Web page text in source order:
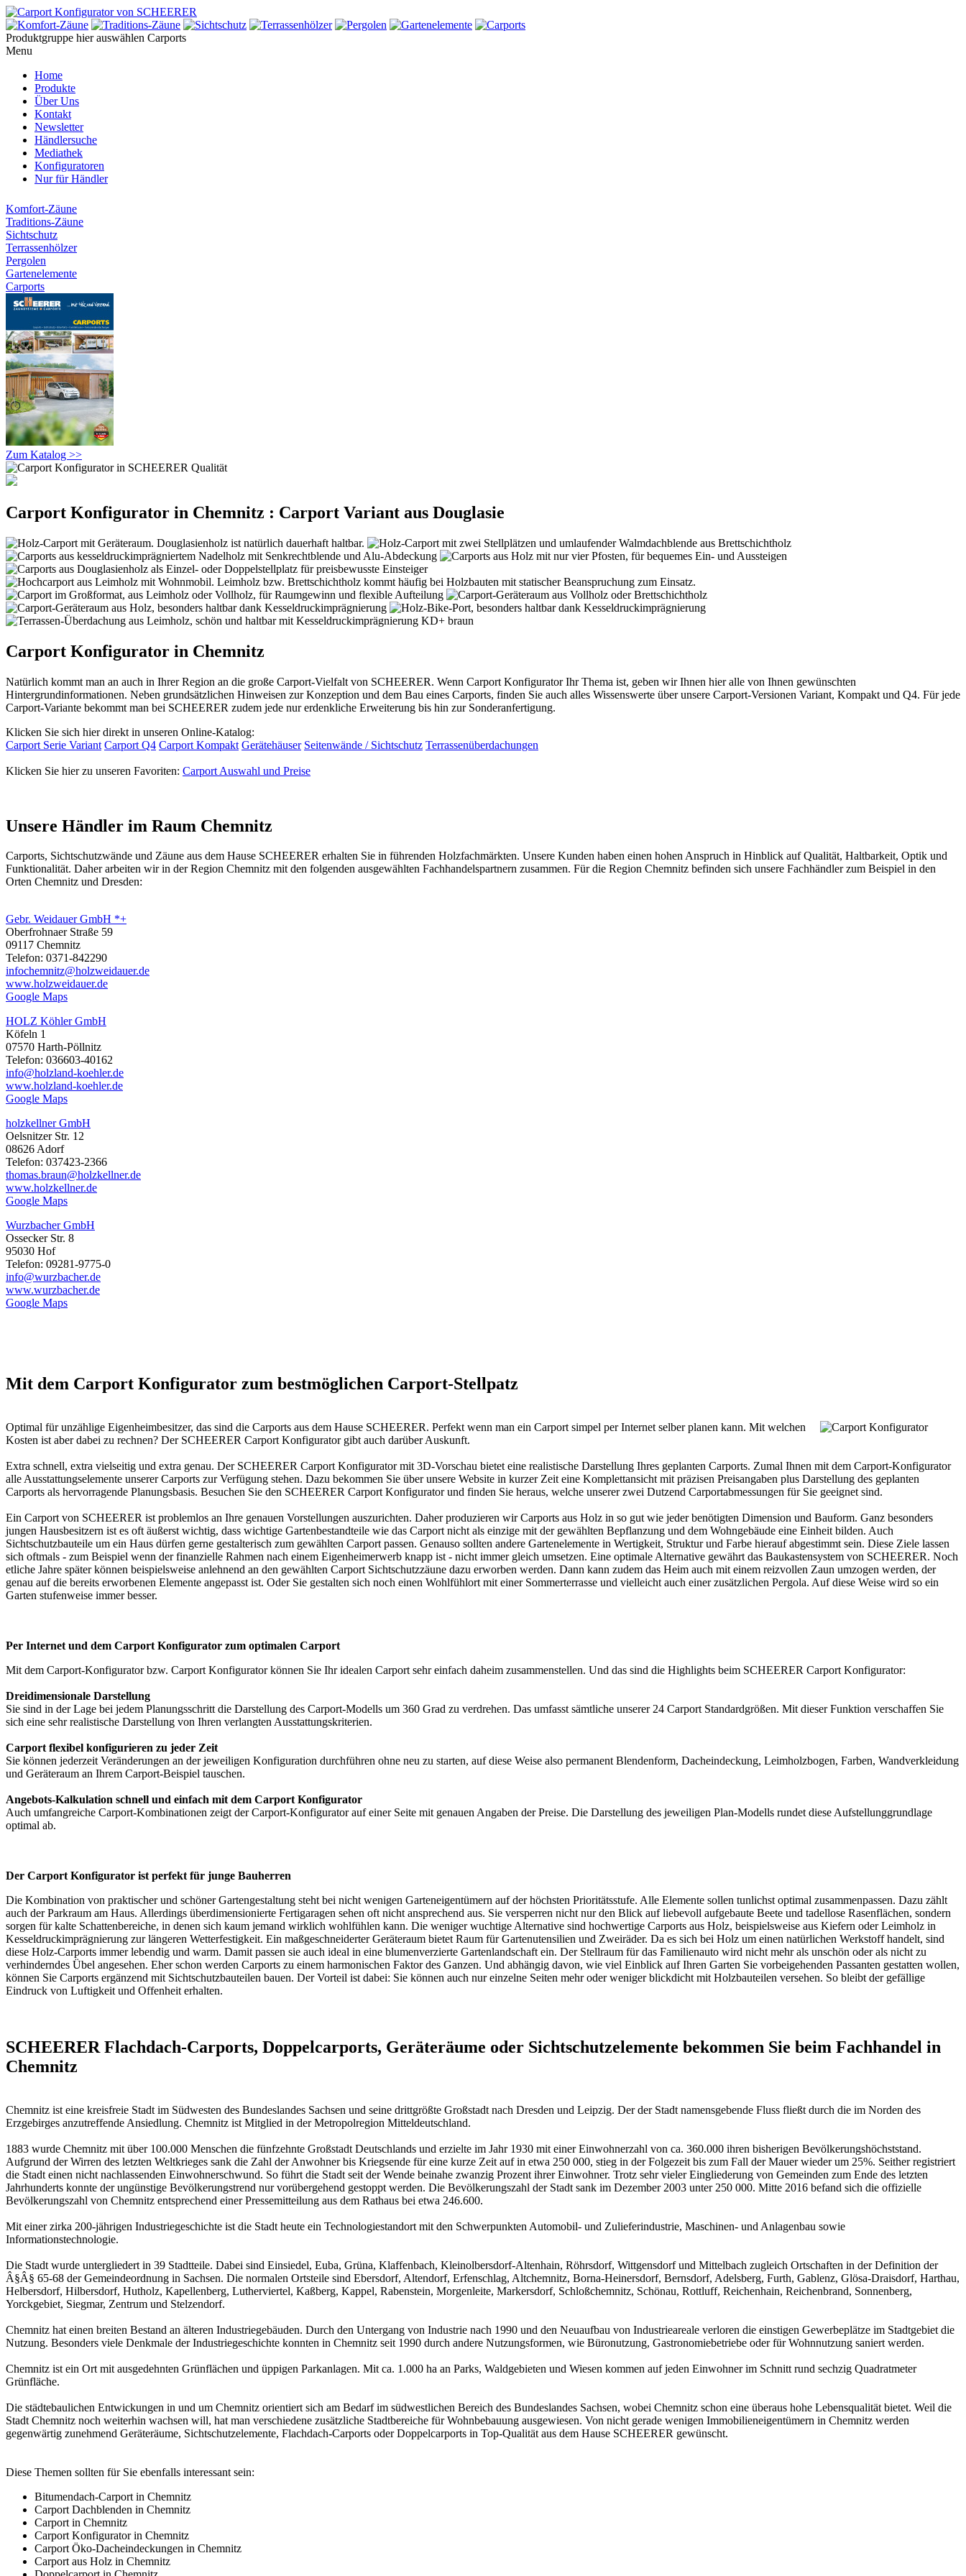
Produktgruppe hier auswählen Carports
Menu
Home
Produkte
Über Uns
Kontakt
Newsletter
Händlersuche
Mediathek
Konfiguratoren
Nur für Händler
Komfort-Zäune
Traditions-Zäune
Sichtschutz
Terrassenhölzer
Pergolen
Gartenelemente
Carports
Zum Katalog >>
Carport Konfigurator in Chemnitz : Carport Variant aus Douglasie
Carport Konfigurator in Chemnitz
Natürlich kommt man an auch in Ihrer Region an die große Carport-Vielfalt von SCHEERER. Wenn Carport Konfigurator Ihr Thema ist, geben wir Ihnen hier alle von Ihnen gewünschten
Hintergrundinformationen. Neben grundsätzlichen Hinweisen zur Konzeption und dem Bau eines Carports, finden Sie auch alles Wissenswerte über unsere Carport-Versionen Variant, Kompakt und Q4. Für jede
Carport-Variante bekommt man bei SCHEERER zudem jede nur erdenkliche Erweiterung bis hin zur Sonderanfertigung.
Klicken Sie sich hier direkt in unseren Online-Katalog:
Carport Serie Variant Carport Q4 Carport Kompakt Gerätehäuser Seitenwände / Sichtschutz Terrassenüberdachungen
Klicken Sie hier zu unseren Favoriten: Carport Auswahl und Preise
Unsere Händler im Raum Chemnitz
Carports, Sichtschutzwände und Zäune aus dem Hause SCHEERER erhalten Sie in führenden Holzfachmärkten. Unsere Kunden haben einen hohen Anspruch in Hinblick auf Qualität, Haltbarkeit, Optik und
Funktionalität. Daher arbeiten wir in der Region Chemnitz mit den folgenden ausgewählten Fachhandelspartnern zusammen. Für die Region Chemnitz befinden sich unsere Fachhändler zum Beispiel in den
Orten Chemnitz und Dresden:
Gebr. Weidauer GmbH *+
Oberfrohnaer Straße 59
09117 Chemnitz
Telefon: 0371-842290
infochemnitz@holzweidauer.de
www.holzweidauer.de
Google Maps
HOLZ Köhler GmbH
Köfeln 1
07570 Harth-Pöllnitz
Telefon: 036603-40162
info@holzland-koehler.de
www.holzland-koehler.de
Google Maps
holzkellner GmbH
Oelsnitzer Str. 12
08626 Adorf
Telefon: 037423-2366
thomas.braun@holzkellner.de
www.holzkellner.de
Google Maps
Wurzbacher GmbH
Ossecker Str. 8
95030 Hof
Telefon: 09281-9775-0
info@wurzbacher.de
www.wurzbacher.de
Google Maps
Mit dem Carport Konfigurator zum bestmöglichen Carport-Stellpatz
Optimal für unzählige Eigenheimbesitzer, das sind die Carports aus dem Hause SCHEERER. Perfekt wenn man ein Carport simpel per Internet selber planen kann. Mit welchen
Kosten ist aber dabei zu rechnen? Der SCHEERER Carport Konfigurator gibt auch darüber Auskunft.
Extra schnell, extra vielseitig und extra genau. Der SCHEERER Carport Konfigurator mit 3D-Vorschau bietet eine realistische Darstellung Ihres geplanten Carports. Zumal Ihnen mit dem Carport-Konfigurator
alle Ausstattungselemente unserer Carports zur Verfügung stehen. Dazu bekommen Sie über unsere Website in kurzer Zeit eine Komplettansicht mit präzisen Preisangaben plus Darstellung des geplanten
Carports als hervorragende Planungsbasis. Besuchen Sie den SCHEERER Carport Konfigurator und finden Sie heraus, welche unserer zwei Dutzend Carportabmessungen für Sie geeignet sind.
Ein Carport von SCHEERER ist problemlos an Ihre genauen Vorstellungen auszurichten. Daher produzieren wirCarports aus Holz in so gut wie jeder benötigten Dimension und Bauform. Ganz besonders
jungen Hausbesitzern ist es oft äußerst wichtig, dass wichtige Gartenbestandteile wie das Carport nicht als einzige mit der gewählten Bepflanzung und dem Wohngebäude eine Einheit bilden. Auch
Sichtschutzbauteile um ein Haus dürfen gerne gestalterisch zum gewählten Carport passen. Genauso sollten andere Gartenelemente in Wertigkeit, Struktur und Farbe hierauf abgestimmt sein. Diese Ziele lassen
sich oftmals - zum Beispiel wenn der finanzielle Rahmen nach einem Eigenheimerwerb knapp ist - nicht immer gleich umsetzen. Eine optimale Alternative gewährt das Baukastensystem von SCHEERER. Noch
etliche Jahre später können beispielsweise anlehnend an den gewählten Carport Sichtschutzzäune dazu erworben werden. Dann kann zudem das Heim auch mit einem reizvollen Zaun umzogen werden, der
genau auf die bereits erworbenen Elemente angepasst ist. Oder Sie gestalten sich noch einen Wohlfühlort mit einer Sommerterrasse und vielleicht auch einer zusätzlichen Pergola. Auf diese Weise wird so ein
Garten stufenweise immer besser.
Per Internet und dem Carport Konfigurator zum optimalen Carport
Mit dem Carport-Konfiguratorbzw. Carport Konfigurator können Sie Ihr idealen Carport sehr einfach daheim zusammenstellen. Und das sind die Highlights beim SCHEERER Carport Konfigurator:
Dreidimensionale Darstellung
Sie sind in der Lage bei jedem Planungsschritt die Darstellung des Carport-Modells um 360 Grad zu verdrehen. Das umfasst sämtliche unserer 24 Carport Standardgrößen. Mit dieser Funktion verschaffen Sie
sich eine sehr realistische Darstellung von Ihren verlangten Ausstattungskriterien.
Carport flexibel konfigurieren zu jeder Zeit
Sie können jederzeit Veränderungen an der jeweiligen Konfiguration durchführen ohne neu zu starten, auf diese Weise also permanent Blendenform, Dacheindeckung, Leimholzbogen, Farben, Wandverkleidung
und Geräteraum an Ihrem Carport-Beispiel tauschen.
Angebots-Kalkulation schnell und einfach mit dem Carport Konfigurator
Auch umfangreiche Carport-Kombinationen zeigt der Carport-Konfigurator auf einer Seite mit genauen Angaben der Preise. Die Darstellung des jeweiligen Plan-Modells rundet diese Aufstellunggrundlage
optimal ab.
Der Carport Konfigurator ist perfekt für junge Bauherren
Die Kombination von praktischer und schöner Gartengestaltung steht bei nicht wenigen Garteneigentümern auf der höchsten Prioritätsstufe. Alle Elemente sollen tunlichst optimal zusammenpassen. Dazu zählt
auch der Parkraum am Haus. Allerdings überdimensionierte Fertigaragen sehen oft nicht ansprechend aus. Sie versperren nicht nur den Blick auf liebevoll aufgebaute Beete und tadellose Rasenflächen, sondern
sorgen für kalte Schattenbereiche, in denen sich kaum jemand wirklich wohlfühlen kann. Die weniger wuchtige Alternative sind hochwertige Carports aus Holz, beispielsweise aus Kiefern oder Leimholz in
Kesseldruckimprägnierung zur längeren Wetterfestigkeit. Ein maßgeschneiderter Geräteraum bietet Raum für Gartenutensilien und Zweiräder. Da es sich bei Holz um einen natürlichen Werkstoff handelt, sind
diese Holz-Carports immer lebendig und warm. Damit passen sie auch ideal in eine blumenverzierte Gartenlandschaft ein. Der Stellraum für das Familienauto wird nicht mehr als unschön oder als nicht zu
verhinderndes Übel angesehen. Eher schon werden Carports zu einem harmonischen Faktor des Ganzen. Und abhängig davon, wie viel Einblick auf Ihren Garten Sie vorbeigehenden Passanten gestatten wollen,
können Sie Carports ergänzend mit Sichtschutzbauteilen bauen. Der Vorteil ist dabei: Sie können auch nur einzelne Seiten mehr oder weniger blickdicht mit Holzbauteilen versehen. So bleibt der gefällige
Eindruck von Luftigkeit und Offenheit erhalten.
SCHEERER Flachdach-Carports, Doppelcarports, Geräteräume oder Sichtschutzelemente bekommen Sie beim Fachhandel in
Chemnitz
Chemnitz ist eine kreisfreie Stadt im Südwesten des Bundeslandes Sachsen und seine drittgrößte Großstadt nach Dresden und Leipzig. Der der Stadt namensgebende Fluss fließt durch die im Norden des
Erzgebirges anzutreffende Ansiedlung. Chemnitz ist Mitglied in der Metropolregion Mitteldeutschland.
1883 wurde Chemnitz mit über 100.000 Menschen die fünfzehnte Großstadt Deutschlands und erzielte im Jahr 1930 mit einer Einwohnerzahl von ca. 360.000 ihren bisherigen Bevölkerungshöchststand.
Aufgrund der Wirren des letzten Weltkrieges sank die Zahl der Anwohner bis Kriegsende für eine kurze Zeit auf in etwa 250 000, stieg in der Folgezeit bis zum Fall der Mauer wieder um 25%. Seither registriert
die Stadt einen nicht nachlassenden Einwohnerschwund. So führt die Stadt seit der Wende beinahe zwanzig Prozent ihrer Einwohner. Trotz sehr vieler Eingliederung von Gemeinden zum Ende des letzten
Jahrhunderts konnte der ungünstige Bevölkerungstrend nur vorübergehend gestoppt werden. Die Bevölkerungszahl der Stadt sank im Dezember 2003 unter 250 000. Mitte 2016 befand sich die offizielle
Bevölkerungszahl von Chemnitz entsprechend einer Pressemitteilung aus dem Rathaus bei etwa 246.600.
Mit einer zirka 200-jährigen Industriegeschichte ist die Stadt heute ein Technologiestandort mit den Schwerpunkten Automobil- und Zulieferindustrie, Maschinen- und Anlagenbau sowie
Informationstechnologie.
Die Stadt wurde untergliedert in 39 Stadtteile. Dabei sind Einsiedel, Euba, Grüna, Klaffenbach, Kleinolbersdorf-Altenhain, Röhrsdorf, Wittgensdorf und Mittelbach zugleich Ortschaften in der Definition der
Â§Â§ 65-68 der Gemeindeordnung in Sachsen. Die normalen Ortsteile sind Ebersdorf, Altendorf, Erfenschlag, Altchemnitz, Borna-Heinersdorf, Bernsdorf, Adelsberg, Furth, Gablenz, Glösa-Draisdorf, Harthau,
Helbersdorf, Hilbersdorf, Hutholz, Kapellenberg, Lutherviertel, Kaßberg, Kappel, Rabenstein, Morgenleite, Markersdorf, Schloßchemnitz, Schönau, Rottluff, Reichenhain, Reichenbrand, Sonnenberg,
Yorckgebiet, Siegmar, Zentrum und Stelzendorf.
Chemnitz hat einen breiten Bestand an älteren Industriegebäuden. Durch den Untergang von Industrie nach 1990 und den Neuaufbau von Industrieareale verloren die einstigen Gewerbeplätze im Stadtgebiet die
Nutzung. Besonders viele Denkmale der Industriegeschichte konnten in Chemnitz seit 1990 durch andere Nutzungsformen, wie Büronutzung, Gastronomiebetriebe oder für Wohnnutzung saniert werden.
Chemnitz ist ein Ort mit ausgedehnten Grünflächen und üppigen Parkanlagen. Mit ca. 1.000 ha an Parks, Waldgebieten und Wiesen kommen auf jeden Einwohner im Schnitt rund sechzig Quadratmeter
Grünfläche.
Die städtebaulichen Entwickungen in und um Chemnitz orientiert sich am Bedarf im südwestlichen Bereich des Bundeslandes Sachsen, wobei Chemnitz schon eine überaus hohe Lebensqualität bietet. Weil die
Stadt Chemnitz noch weiterhin wachsen will, hat man verschiedene zusätzliche Stadtbereiche für Wohnbebauung ausgewiesen. Von nicht gerade wenigen Immobilieneigentümern in Chemnitz werden
gegenwärtig zunehmend Geräteräume, Sichtschutzelemente, Flachdach-Carports oder Doppelcarports in Top-Qualität aus dem Hause SCHEERER gewünscht.
Diese Themen sollten für Sie ebenfalls interessant sein:
Bitumendach-Carport in Chemnitz
Carport Dachblenden in Chemnitz
Carport in Chemnitz
Carport Konfigurator in Chemnitz
Carport Öko-Dacheindeckungen in Chemnitz
Carport aus Holz in Chemnitz